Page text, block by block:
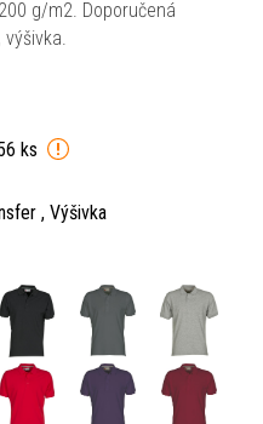
g/m2. Doporučená
ks
, Výšivka